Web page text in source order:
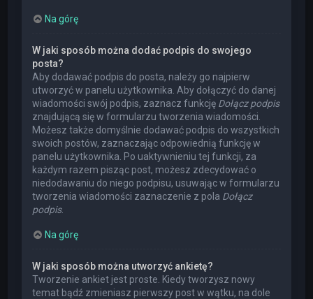
Na górę
W jaki sposób można dodać podpis do swojego
posta?
Aby dodawać podpis do posta, należy go najpierw
utworzyć w panelu użytkownika. Aby dołączyć do danej
wiadomości swój podpis, zaznacz funkcję Dołącz podpis
znajdującą się w formularzu tworzenia wiadomości.
Możesz także domyślnie dodawać podpis do wszystkich
swoich postów, zaznaczając odpowiednią funkcję w
panelu użytkownika. Po uaktywnieniu tej funkcji, za
każdym razem pisząc post, możesz zdecydować o
niedodawaniu do niego podpisu, usuwając w formularzu
tworzenia wiadomości zaznaczenie z pola Dołącz
podpis.
Na górę
W jaki sposób można utworzyć ankietę?
Tworzenie ankiet jest proste. Kiedy tworzysz nowy
temat bądź zmieniasz pierwszy post w wątku, na dole